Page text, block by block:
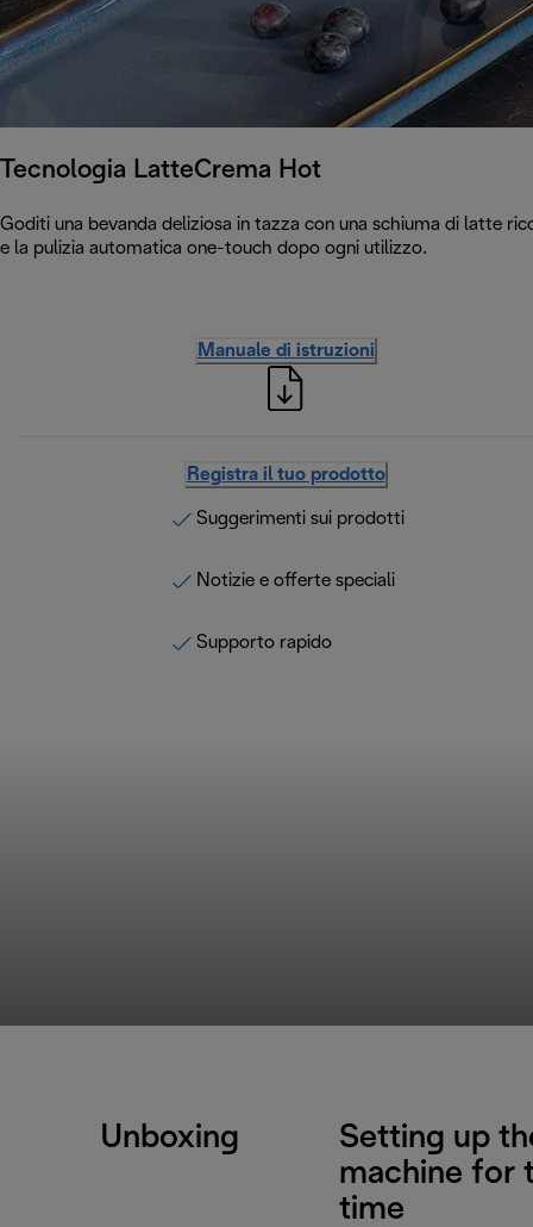
Tecnologia LatteCrema Hot
Goditi una bevanda deliziosa in tazza con una schiuma di latte
e la pulizia automatica one-touch dopo ogni utilizzo.
Manuale di istruzioni
Registra il tuo prodotto
Suggerimenti sui prodotti
Notizie e offerte speciali
Supporto rapido
Unboxing
Setting up
machine for
time